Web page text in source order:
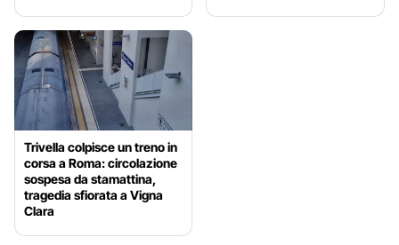
Trivella colpisce un treno in
corsa a Roma: circolazione
sospesa da stamattina,
tragedia sfiorata a Vigna
Clara